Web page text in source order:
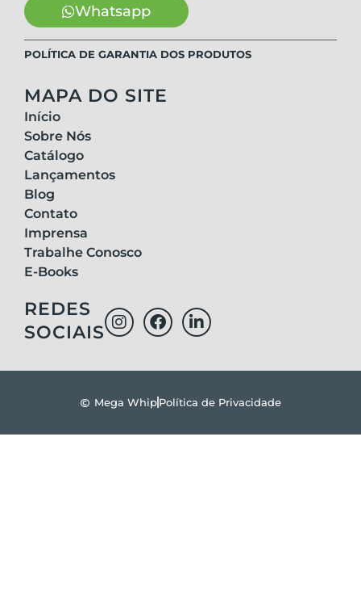
Whatsapp
POLÍTICA DE GARANTIA DOS PRODUTOS
MAPA DO SITE
Início
Sobre Nós
Catálogo
Lançamentos
Blog
Contato
Imprensa
Trabalhe Conosco
E-Books
REDES
SOCIAIS
Mega WhipPolítica de Privacidade